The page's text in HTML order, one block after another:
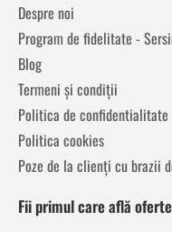
Despre noi
Program de fidelitate -
Blog
Termeni și condiții
Politica de confidentialitate
Politica cookies
Poze de la clienți cu brazii
Fii primul care află